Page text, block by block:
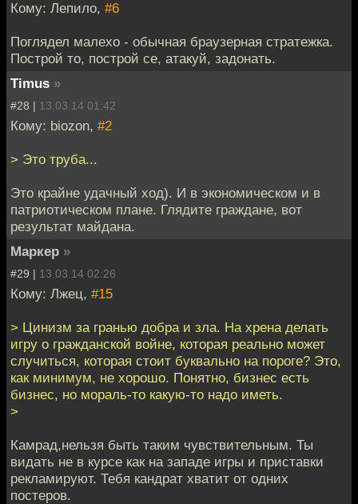
Кому: Лепило, #6
Поглядел малехо - обычная браузерная стратежка.
Построй то, построй се, атакуй, задонать.
Timus »
#28 | 13.03.14 01:42
Кому: biozon, #2
> Это труба...
Это крайне удачный ход). И в экономическом и в
патриотическом плане. Глядите граждане, вот
результат майдана.
Маркер »
#29 | 13.03.14 02:26
Кому: Лжец, #15
> Цинизм за гранью добра и зла. На хрена делать
игру о гражданской войне, которая реально может
случиться, которая стоит буквально на пороге? Это,
как минимум, не хорошо. Понятно, бизнес есть
бизнес, но мораль-то какую-то надо иметь.
>
Камрад,нельзя быть таким чувствительным. Ты
видать не в курсе как на западе игры и приставки
рекламируют. Тебя кандрат хватит от одних
постеров.